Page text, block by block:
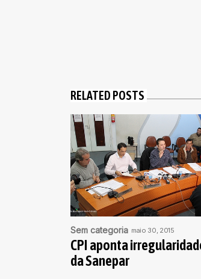
RELATED POSTS
Sem categoria maio 30, 2015
CPI aponta
da Sanepar